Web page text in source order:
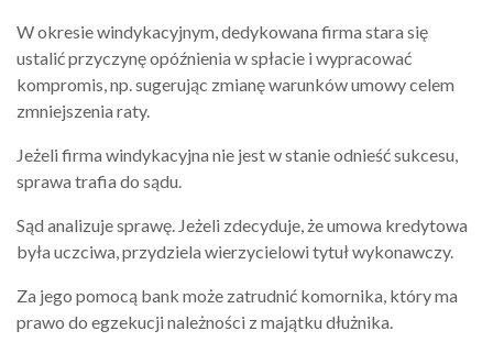
W okresie windykacyjnym, dedykowana firma stara się
ustalić przyczynę opóźnienia w spłacie i wypracować
kompromis, np. sugerując zmianę warunków umowy celem
zmniejszenia raty.
Jeżeli firma windykacyjna nie jest w stanie odnieść sukcesu,
sprawa trafia do sądu.
Sąd analizuje sprawę. Jeżeli zdecyduje, że umowa kredytowa
była uczciwa, przydziela wierzycielowi tytuł wykonawczy.
Za jego pomocą bank może zatrudnić komornika, który ma
prawo do egzekucji należności z majątku dłużnika.